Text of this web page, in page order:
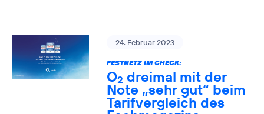
24. Februar 2023
FESTNETZ IM CHECK:
O2 dreimal mit der
Note „sehr gut“ beim
Tarifvergleich des